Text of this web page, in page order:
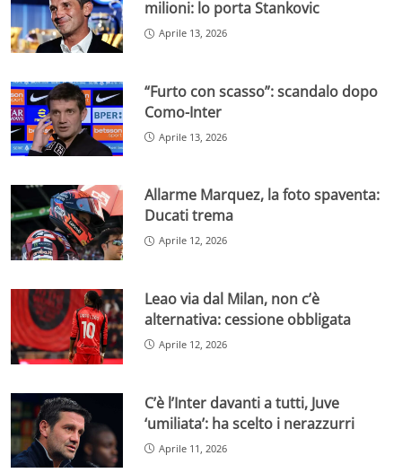
milioni: lo porta Stankovic
Aprile 13, 2026
“Furto con scasso”: scandalo dopo
Como-Inter
Aprile 13, 2026
Allarme Marquez, la foto spaventa:
Ducati trema
Aprile 12, 2026
Leao via dal Milan, non c’è
alternativa: cessione obbligata
Aprile 12, 2026
C’è l’Inter davanti a tutti, Juve
‘umiliata’: ha scelto i nerazzurri
Aprile 11, 2026